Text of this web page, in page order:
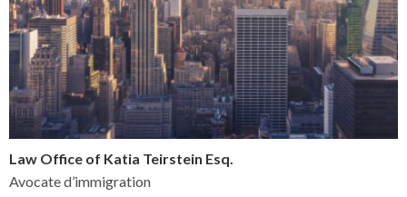
Law Office of Katia Teirstein Esq.
Avocate d’immigration